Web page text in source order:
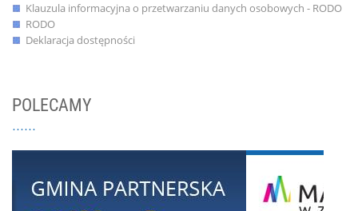
Klauzula informacyjna o przetwarzaniu danych osobowych - RODO
RODO
Deklaracja dostępności
POLECAMY